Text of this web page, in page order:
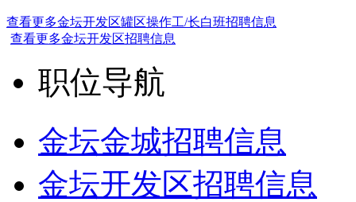
查看更多金坛开发区罐区操作工/长白班招聘信息
查看更多金坛开发区招聘信息
职位导航
金坛金城招聘信息
金坛开发区招聘信息